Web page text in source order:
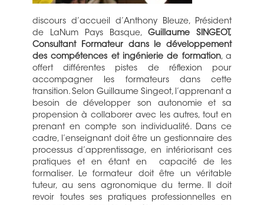
discours d’accueil d’Anthony Bleuze, Président
de LaNum Pays Basque, Guillaume SINGEOT,
Consultant Formateur dans le développement
des compétences et ingénierie de formation, a
offert différentes pistes de réflexion pour
accompagner les formateurs dans cette
transition. Selon Guillaume Singeot, l’apprenant a
besoin de développer son autonomie et sa
propension à collaborer avec les autres, tout en
prenant en compte son individualité. Dans ce
cadre, l’enseignant doit être un gestionnaire des
processus d’apprentissage, en intériorisant ces
pratiques et en étant en capacité de les
formaliser. Le formateur doit être un véritable
tuteur, au sens agronomique du terme. Il doit
revoir toutes ses pratiques professionnelles en